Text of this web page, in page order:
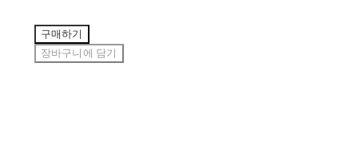
구매하기
장바구니에 담기